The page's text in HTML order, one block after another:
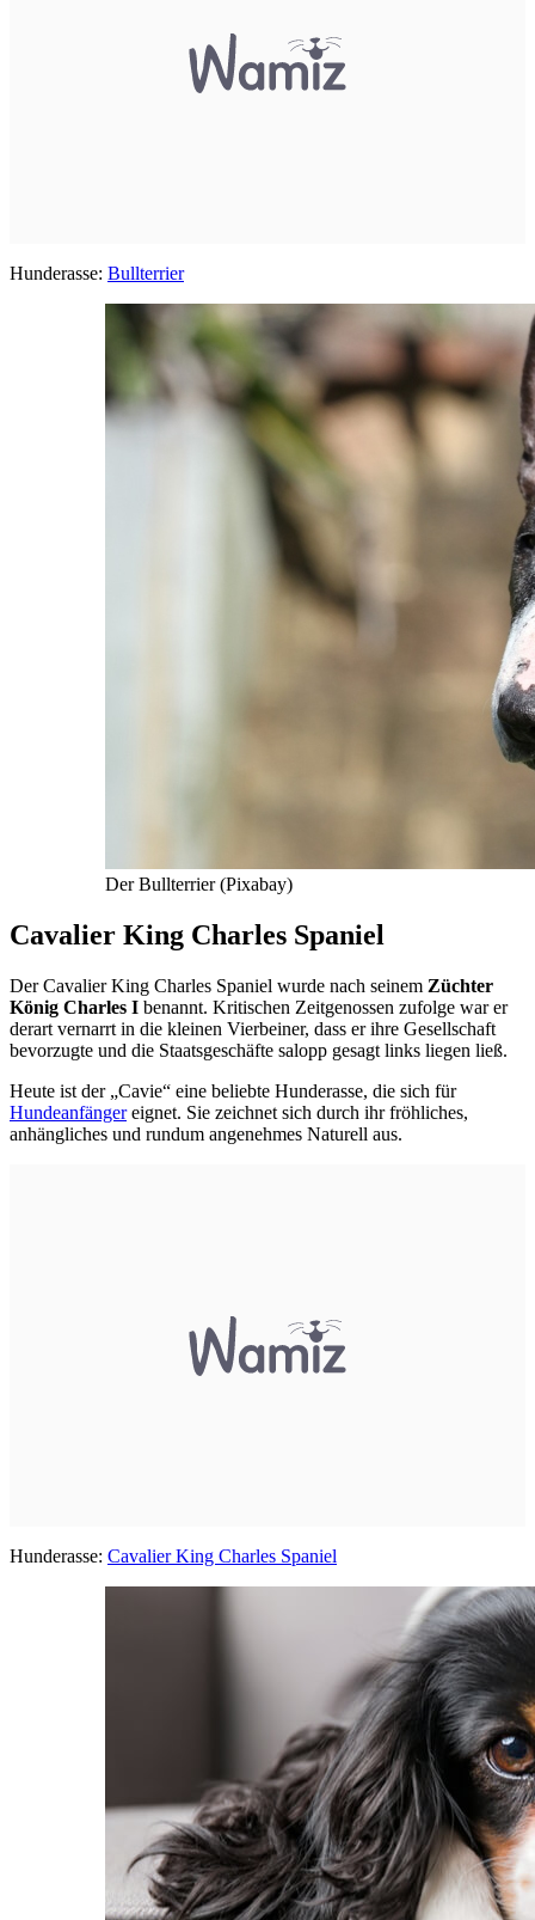
Hunderasse: Bullterrier
Der Bullterrier (Pixabay)
Cavalier King Charles Spaniel
Der Cavalier King Charles Spaniel wurde nach seinem Züchter
König Charles I benannt. Kritischen Zeitgenossen zufolge war er
derart vernarrt in die kleinen Vierbeiner, dass er ihre Gesellschaft
bevorzugte und die Staatsgeschäfte salopp gesagt links liegen ließ.
Heute ist der „Cavie“ eine beliebte Hunderasse, die sich für
Hundeanfängereignet. Sie zeichnet sich durch ihr fröhliches,
anhängliches und rundum angenehmes Naturell aus.
Hunderasse: Cavalier King Charles Spaniel